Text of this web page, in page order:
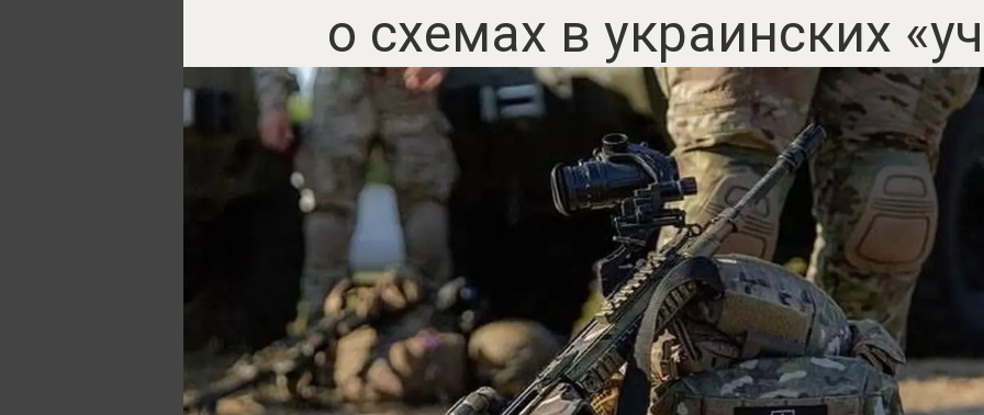
о схемах в украинских